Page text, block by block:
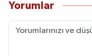
Yorumlar